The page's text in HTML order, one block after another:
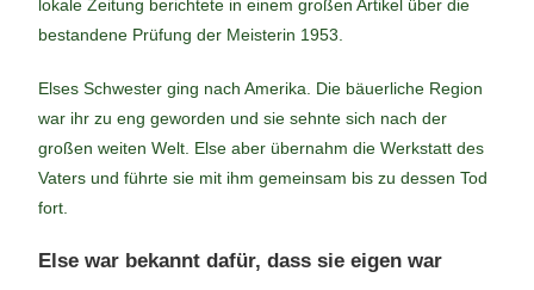
lokale Zeitung berichtete in einem großen Artikel über die
bestandene Prüfung der Meisterin 1953.
Elses Schwester ging nach Amerika. Die bäuerliche Region
war ihr zu eng geworden und sie sehnte sich nach der
großen weiten Welt. Else aber übernahm die Werkstatt des
Vaters und führte sie mit ihm gemeinsam bis zu dessen Tod
fort.
Else war bekannt dafür, dass sie eigen war